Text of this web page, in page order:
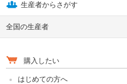
生産者からさがす
全国の生産者
購入したい
はじめての方へ